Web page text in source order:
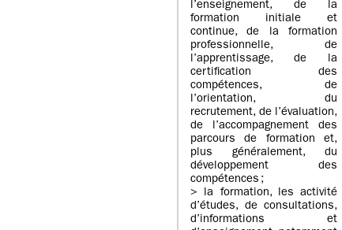
l’enseignement, de la
formation initiale et
continue, de la formation
professionnelle, de
l’apprentissage, de la
certification des
compétences, de
l’orientation, du
recrutement, de l’évaluation,
de l’accompagnement des
parcours de formation et,
plus généralement, du
développement des
compétences ;
> la formation, les activité
d’études, de consultations,
d’informations et